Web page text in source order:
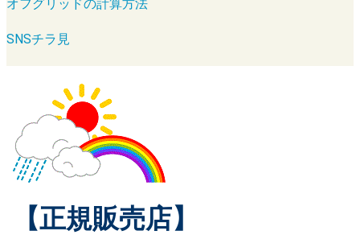
オフグリッドの計算方法
SNSチラ見
【正規販売店】